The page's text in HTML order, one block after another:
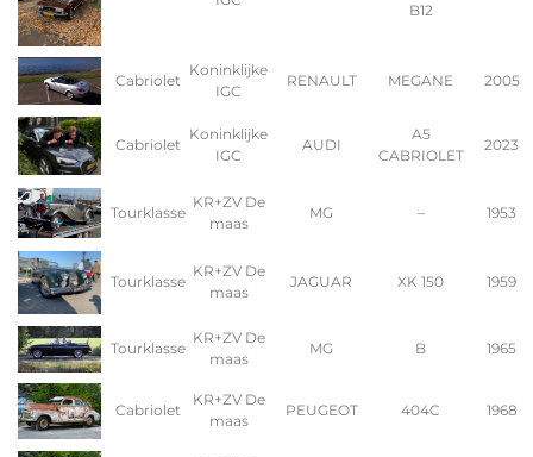
B12
Cabriolet
Koninklijke
IGC
RENAULT MEGANE 2005
Cabriolet
Koninklijke
IGC
AUDI
A5
CABRIOLET
2023
Tourklasse
KR+ZV De
maas
MG – 1953
Tourklasse
KR+ZV De
maas
JAGUAR XK 150 1959
Tourklasse
KR+ZV De
maas
MG B 1965
Cabriolet
KR+ZV De
maas
PEUGEOT 404C 1968